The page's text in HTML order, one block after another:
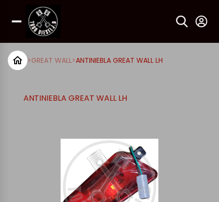
>GREAT WALL>ANTINIEBLA GREAT WALL LH
ANTINIEBLA GREAT WALL LH